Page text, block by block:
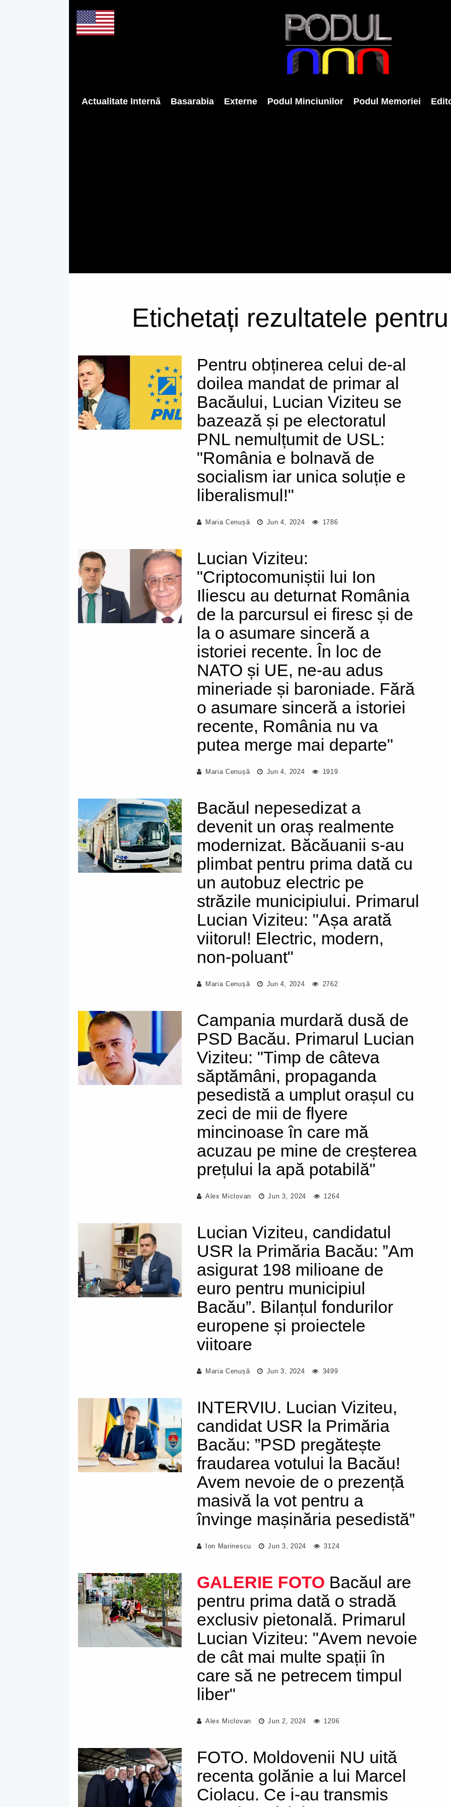
Actualitate Internă Basarabia Externe Podul Minciunilor Podul Memoriei
Etichetați rezultatele pentru
Pentru obținerea celui de-al
doilea mandat de primar al
Bacăului, Lucian Viziteu se
bazează și pe electoratul
PNL nemulțumit de USL:
"România e bolnavă de
socialism iar unica soluție e
liberalismul!"
Maria Cenușă Jun 4, 2024 1786
Lucian Viziteu:
"Criptocomuniștii lui Ion
Iliescu au deturnat România
de la parcursul ei firesc și de
la o asumare sinceră a
istoriei recente. În loc de
NATO și UE, ne-au adus
mineriade și baroniade. Fără
o asumare sinceră a istoriei
recente, România nu va
putea merge mai departe"
Maria Cenușă Jun 4, 2024 1919
Bacăul nepesedizat a
devenit un oraș realmente
modernizat. Băcăuanii s-au
plimbat pentru prima dată cu
un autobuz electric pe
străzile municipiului. Primarul
Lucian Viziteu: "Așa arată
viitorul! Electric, modern,
non-poluant"
Maria Cenușă Jun 4, 2024 2762
Campania murdară dusă de
PSD Bacău. Primarul Lucian
Viziteu: "Timp de câteva
săptămâni, propaganda
pesedistă a umplut orașul cu
zeci de mii de flyere
mincinoase în care mă
acuzau pe mine de creșterea
prețului la apă potabilă"
Alex Miclovan Jun 3, 2024 1264
Lucian Viziteu, candidatul
USR la Primăria Bacău: ”Am
asigurat 198 milioane de
euro pentru municipiul
Bacău”. Bilanțul fondurilor
europene și proiectele
viitoare
Maria Cenușă Jun 3, 2024 3499
INTERVIU. Lucian Viziteu,
candidat USR la Primăria
Bacău: ”PSD pregătește
fraudarea votului la Bacău!
Avem nevoie de o prezență
masivă la vot pentru a
învinge mașinăria pesedistă”
Ion Marinescu Jun 3, 2024 3124
GALERIE FOTO Bacăul are
pentru prima dată o stradă
exclusiv pietonală. Primarul
Lucian Viziteu: "Avem nevoie
de cât mai multe spații în
care să ne petrecem timpul
liber"
Alex Miclovan Jun 2, 2024 1206
FOTO. Moldovenii NU uită
recenta golănie a lui Marcel
Ciolacu. Ce i-au transmis